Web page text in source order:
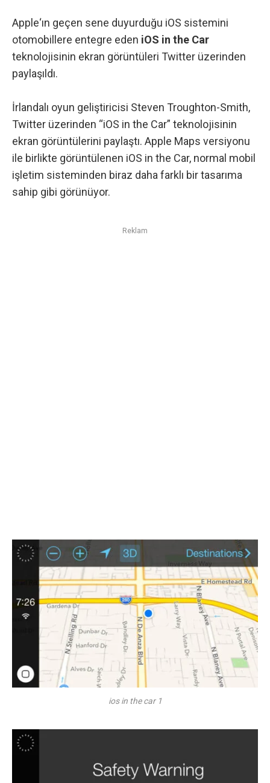
Apple‘ın geçen sene duyurduğu iOS sistemini
otomobillere entegre eden iOS in the Car
teknolojisinin ekran görüntüleri Twitter üzerinden
paylaşıldı.
İrlandalı oyun geliştiricisi Steven Troughton-Smith,
Twitter üzerinden “iOS in the Car” teknolojisinin
ekran görüntülerini paylaştı. Apple Maps versiyonu
ile birlikte görüntülenen iOS in the Car, normal mobil
işletim sisteminden biraz daha farklı bir tasarıma
sahip gibi görünüyor.
Reklam
ios in the car 1